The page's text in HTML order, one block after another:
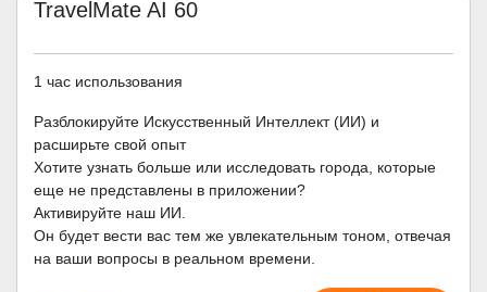
TravelMate AI 60
1 час использования
Разблокируйте Искусственный Интеллект (ИИ) и
расширьте свой опыт
Хотите узнать больше или исследовать города, которые
еще не представлены в приложении?
Активируйте наш ИИ.
Он будет вести вас тем же увлекательным тоном, отвечая
на ваши вопросы в реальном времени.